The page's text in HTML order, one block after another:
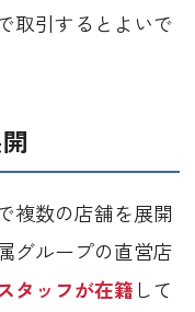
取引するとよいで
複数の店舗を展開
グループの直営店
タッフが在籍 して